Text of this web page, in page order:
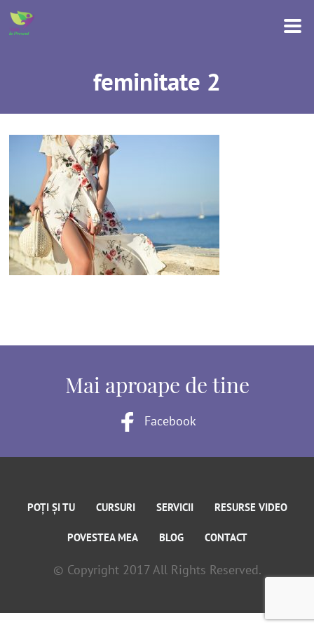
feminitate 2
Mai aproape de tine
Facebook
POȚI ȘI TU CURSURI SERVICII RESURSE VIDEO
POVESTEA MEA BLOG CONTACT
© Copyright 2017 All Rights Reserved.